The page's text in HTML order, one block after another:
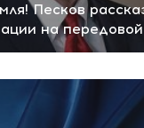
Песков
на передовой